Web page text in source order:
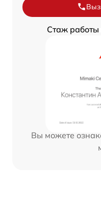
Стаж работы
Вы можете